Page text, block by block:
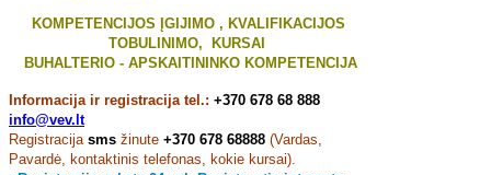
KOMPETENCIJOS ĮGIJIMO , KVALIFIKACIJOS
TOBULINIMO, KURSAI
BUHALTERIO - APSKAITININKO KOMPETENCIJA
Informacija ir registracija tel.: +370 678 68 888
info@vev.lt
Registracija sms žinute +370 678 68888 (Vardas,
Pavardė, kontaktinis telefonas, kokie kursai).